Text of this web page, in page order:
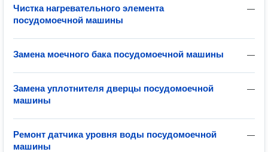
—
Чистка нагревательного элемента
посудомоечной машины
—
Замена моечного бака посудомоечной машины
—
Замена уплотнителя дверцы посудомоечной
машины
—
Ремонт датчика уровня воды посудомоечной
машины